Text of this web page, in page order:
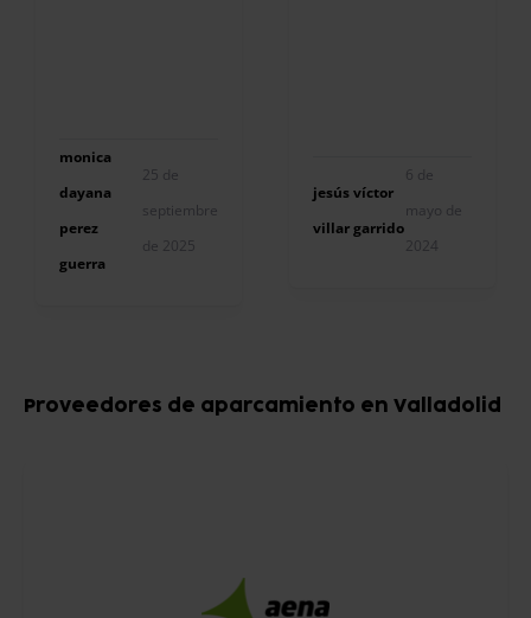
monica
dayana
perez
guerra
25 de
septiembre
de 2025
jesús víctor
villar garrido
6 de
mayo de
2024
Proveedores de aparcamiento en Valladolid